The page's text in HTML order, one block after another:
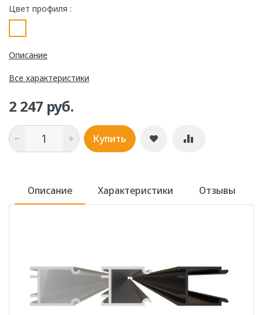
Цвет профиля :
Описание
Все характеристики
2 247 руб.
Купить
Описание Характеристики Отзывы